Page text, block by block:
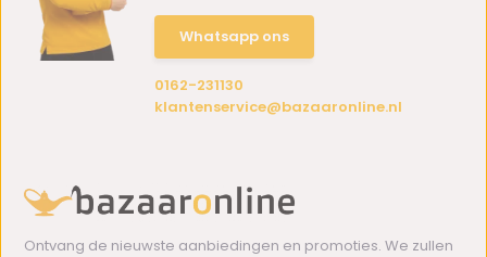
Whatsapp ons
0162-231130
klantenservice@bazaaronline.nl
Ontvang de nieuwste aanbiedingen en promoties. We zullen